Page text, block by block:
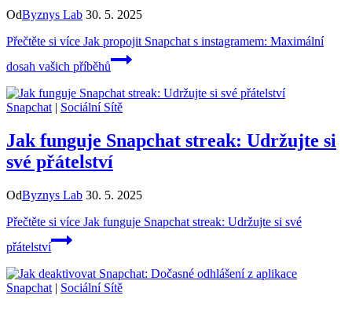
OdByznys Lab 30. 5. 2025
Přečtěte si více Jak propojit Snapchat s instagramem: Maximální
dosah vašich příběhů
Snapchat | Sociální Sítě
Jak funguje Snapchat streak: Udržujte si
své přátelství
OdByznys Lab 30. 5. 2025
Přečtěte si více Jak funguje Snapchat streak: Udržujte si své
přátelství
Snapchat | Sociální Sítě